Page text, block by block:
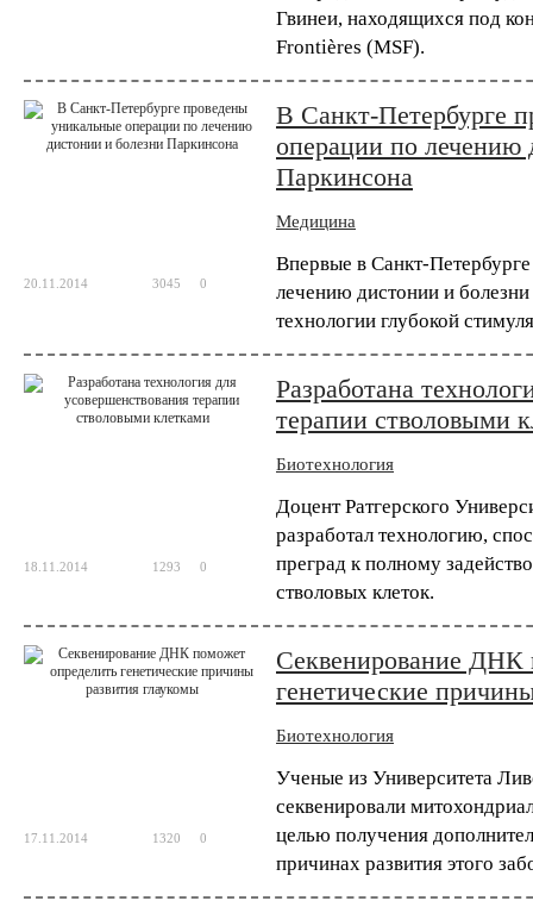
Биотехнология
Технологию CRISPR
устойчивости к ВИЧ
Китайские ученые применили
человека. Их работа, в которой метод
вторым исследованием, в котором метод
Гвинеи, находящихся под
Frontières (MSF).
20.11.2014 3045 0
В Санкт-Петербурге
операции по лечению
Паркинсона
Медицина
Впервые в Санкт-
лечению дистонии и
технологии глубокой
18.11.2014 1293 0
Разработана
терапии стволовыми
Биотехнология
Доцент Ратгерского
разработал технологию,
преград к полному
стволовых клеток.
17.11.2014 1320 0
Секвенирование ДНК
генетические
Биотехнология
Ученые из Университета
секвенировали
целью получения
причинах развития этого